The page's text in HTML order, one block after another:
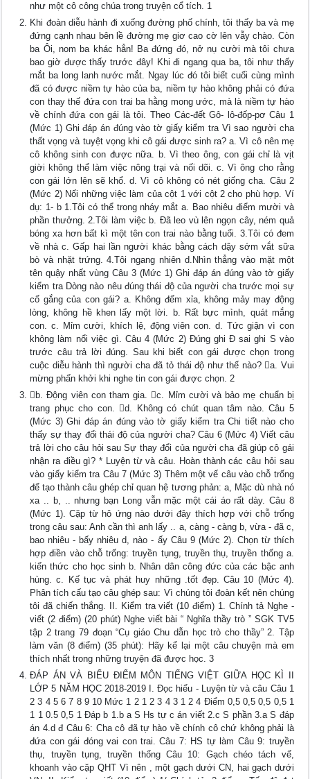
như một cô công chúa trong truyện cổ tích. 1
Khi đoàn diễu hành đi xuống đường phố chính, tôi thấy ba và mẹ
đứng cạnh nhau bên lề đường mẹ giơ cao cờ lên vẫy chào. Còn
ba Ôi, nom ba khác hẳn! Ba đứng đó, nở nụ cười mà tôi chưa
bao giờ được thấy trước đây! Khi đi ngang qua ba, tôi như thấy
mắt ba long lanh nước mắt. Ngay lúc đó tôi biết cuối cùng mình
đã có được niềm tự hào của ba, niềm tự hào không phải có đứa
con thay thế đứa con trai ba hằng mong ước, mà là niềm tự hào
về chính đứa con gái là tôi. Theo Các-đết Gô- lô-đốp-pơ Câu 1
(Mức 1) Ghi đáp án đúng vào tờ giấy kiểm tra Vì sao người cha
thất vọng và tuyệt vọng khi cô gái được sinh ra? a. Vì cô nên mẹ
cô không sinh con được nữa. b. Vì theo ông, con gái chỉ là vịt
giời không thể làm việc nông trại và nối dõi. c. Vì ông cho rằng
con gái lớn lên sẽ khổ. d. Vì cô không có nét giống cha. Câu 2
(Mức 2) Nối những việc làm của cột 1 với cột 2 cho phù hợp. Ví
dụ: 1- b 1.Tôi có thể trong nháy mắt a. Bao nhiêu điểm mười và
phần thưởng. 2.Tôi làm việc b. Đã leo vù lên ngọn cây, ném quả
bóng xa hơn bất kì một tên con trai nào bằng tuổi. 3.Tôi có đem
về nhà c. Gấp hai lần người khác bằng cách dậy sớm vắt sữa
bò và nhặt trứng. 4.Tôi ngang nhiên d.Nhìn thẳng vào mặt một
tên quậy nhất vùng Câu 3 (Mức 1) Ghi đáp án đúng vào tờ giấy
kiểm tra Dòng nào nêu đúng thái độ của người cha trước mọi sự
cố gắng của con gái? a. Không đếm xỉa, không mảy may động
lòng, không hề khen lấy một lời. b. Rất bực mình, quát mắng
con. c. Mỉm cười, khích lệ, động viên con. d. Tức giận vì con
không làm nổi việc gì. Câu 4 (Mức 2) Đúng ghi Đ sai ghi S vào
trước câu trả lời đúng. Sau khi biết con gái được chọn trong
cuộc diễu hành thì người cha đã tỏ thái độ như thế nào? a. Vui
mừng phấn khởi khi nghe tin con gái được chọn. 2
b. Động viên con tham gia. c. Mỉm cười và bảo mẹ chuẩn bị
trang phục cho con. d. Không có chút quan tâm nào. Câu 5
(Mức 3) Ghi đáp án đúng vào tờ giấy kiểm tra Chi tiết nào cho
thấy sự thay đổi thái độ của người cha? Câu 6 (Mức 4) Viết câu
trả lời cho câu hỏi sau Sự thay đổi của người cha đã giúp cô gái
nhận ra điều gì? * Luyện từ và câu. Hoàn thành các câu hỏi sau
vào giấy kiểm tra Câu 7 (Mức 3) Thêm một vế câu vào chỗ trống
để tạo thành câu ghép chỉ quan hệ tương phản: a, Mặc dù nhà nó
xa .. b, .. nhưng bạn Long vẫn mặc một cái áo rất dày. Câu 8
(Mức 1). Cặp từ hô ứng nào dưới đây thích hợp với chỗ trống
trong câu sau: Anh cần thì anh lấy .. a, càng - càng b, vừa - đã c,
bao nhiêu - bấy nhiêu d, nào - ấy Câu 9 (Mức 2). Chọn từ thích
hợp điền vào chỗ trống: truyền tụng, truyền thụ, truyền thống a.
kiến thức cho học sinh b. Nhân dân công đức của các bậc anh
hùng. c. Kế tục và phát huy những .tốt đẹp. Câu 10 (Mức 4).
Phân tích cấu tạo câu ghép sau: Vì chúng tôi đoàn kết nên chúng
tôi đã chiến thắng. II. Kiểm tra viết (10 điểm) 1. Chính tả Nghe -
viết (2 điểm) (20 phút) Nghe viết bài “ Nghĩa thầy trò ” SGK TV5
tập 2 trang 79 đoạn “Cụ giáo Chu dẫn học trò cho thầy” 2. Tập
làm văn (8 điểm) (35 phút): Hãy kể lại một câu chuyện mà em
thích nhất trong những truyện đã được học. 3
ĐÁP ÁN VÀ BIỂU ĐIỂM MÔN TIẾNG VIỆT GIỮA HỌC KÌ II
LỚP 5 NĂM HỌC 2018-2019 I. Đọc hiểu - Luyện từ và câu Câu 1
2 3 4 5 6 7 8 9 10 Mức 1 2 1 2 3 4 3 1 2 4 Điểm 0,5 0,5 0,5 0,5 1
1 1 0.5 0,5 1 Đáp b 1.b a S Hs tự c án viết 2.c S phần 3.a S đáp
án 4.d đ Câu 6: Cha cô đã tự hào về chính cô chứ không phải là
đứa con gái đóng vai con trai. Câu 7: HS tự làm Câu 9: truyền
thụ, truyền tụng, truyền thống Câu 10: Gạch chéo tách vế,
khoanh vào cặp QHT Vì nên , một gạch dưới CN, hai gạch dưới